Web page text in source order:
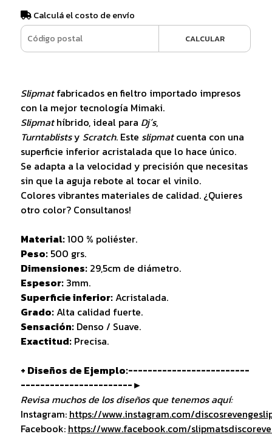
Calculá el costo de envío
CALCULAR
Slipmatfabricados en fieltro importado impresos
con la mejor tecnología Mimaki.
Slipmathíbrido, ideal para Dj´s,
Turntablistsy Scratch. Este slipmatcuenta con una
superficie inferior acristalada que lo hace único.
Se adapta a la velocidad y precisión que necesitas
sin que la aguja rebote al tocar el vinilo.
Colores vibrantes materiales de calidad. ¿Quieres
otro color? Consultanos!
Material:100 % poliéster.
Peso:500 grs.
Dimensiones:29,5cm de diámetro.
Espesor:3mm.
Superficie inferior:Acristalada.
Grado:Alta calidad fuerte.
Sensación:Denso / Suave.
Exactitud:Precisa.
+ Diseños de Ejemplo:-------------------------
-----------------------►
Revisa muchos de los diseños que tenemos aquí:
Instagram: https://www.instagram.com/
Facebook: https://www.facebook.com/